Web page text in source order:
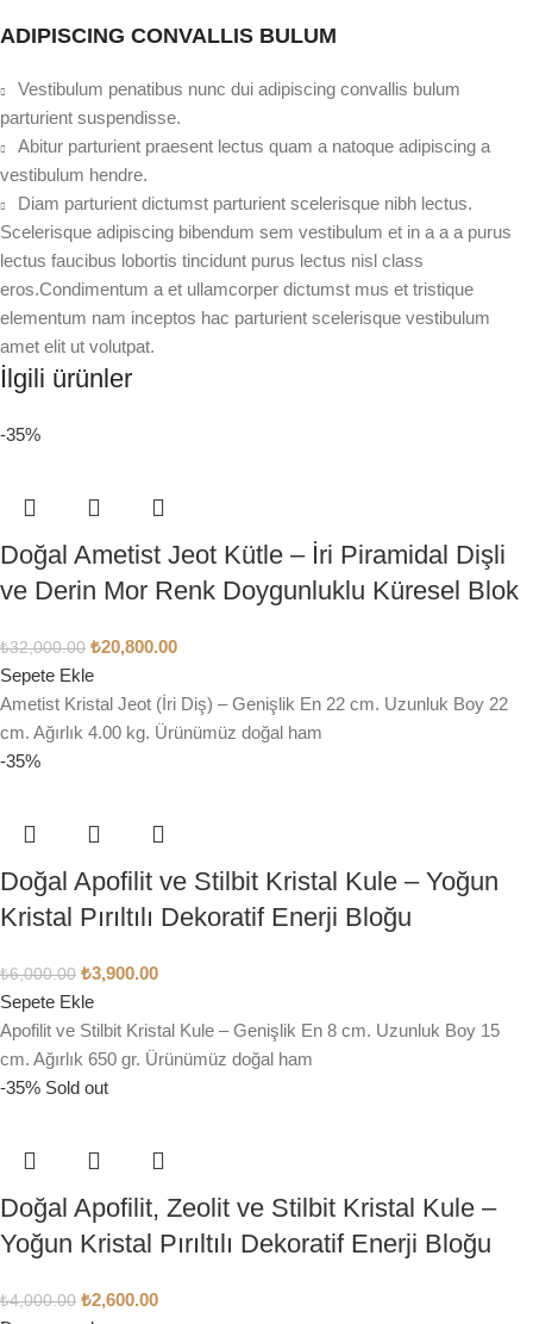
ADIPISCING CONVALLIS BULUM
Vestibulum penatibus nunc dui adipiscing convallis bulum
parturient suspendisse.
Abitur parturient praesent lectus quam a natoque adipiscing a
vestibulum hendre.
Diam parturient dictumst parturient scelerisque nibh lectus.
Scelerisque adipiscing bibendum sem vestibulum et in a a a purus
lectus faucibus lobortis tincidunt purus lectus nisl class
eros.Condimentum a et ullamcorper dictumst mus et tristique
elementum nam inceptos hac parturient scelerisque vestibulum
amet elit ut volutpat.
İlgili ürünler
-35%
Doğal Ametist Jeot Kütle – İri Piramidal Dişli
ve Derin Mor Renk Doygunluklu Küresel Blok
₺32,000.00 ₺20,800.00
Sepete Ekle
Ametist Kristal Jeot (İri Diş) – Genişlik En 22 cm. Uzunluk Boy 22
cm. Ağırlık 4.00 kg. Ürünümüz doğal ham
-35%
Doğal Apofilit ve Stilbit Kristal Kule – Yoğun
Kristal Pırıltılı Dekoratif Enerji Bloğu
₺6,000.00 ₺3,900.00
Sepete Ekle
Apofilit ve Stilbit Kristal Kule – Genişlik En 8 cm. Uzunluk Boy 15
cm. Ağırlık 650 gr. Ürünümüz doğal ham
-35% Sold out
Doğal Apofilit, Zeolit ve Stilbit Kristal Kule –
Yoğun Kristal Pırıltılı Dekoratif Enerji Bloğu
₺4,000.00 ₺2,600.00